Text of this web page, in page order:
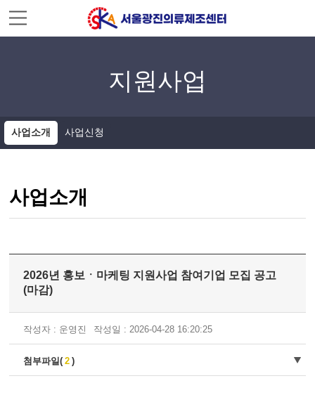
지원사업
사업소개 사업신청
사업소개
2026년 홍보ㆍ마케팅 지원사업 참여기업 모집 공고
(마감)
작성자 : 운영진 작성일 : 2026-04-28 16:20:25
첨부파일( 2 )